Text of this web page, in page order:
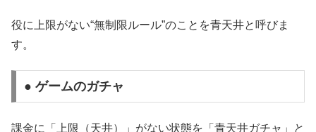
役に上限がない“無制限ルール”のことを青天井と呼びま
す。
● ゲームのガチャ
課金に「上限（天井）」がない状態を「青天井ガチャ」と